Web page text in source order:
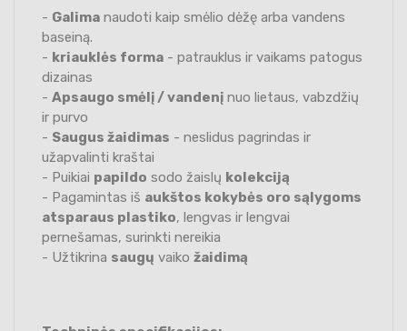
- Galima naudoti kaip smėlio dėžę arba vandens
baseiną.
- kriauklės forma - patrauklus ir vaikams patogus
dizainas
- Apsaugo smėlį / vandenį nuo lietaus, vabzdžių
ir purvo
- Saugus žaidimas - neslidus pagrindas ir
užapvalinti kraštai
- Puikiai papildo sodo žaislų kolekciją
- Pagamintas iš aukštos kokybės oro sąlygoms
atsparaus plastiko, lengvas ir lengvai
pernešamas, surinkti nereikia
- Užtikrina saugų vaiko žaidimą